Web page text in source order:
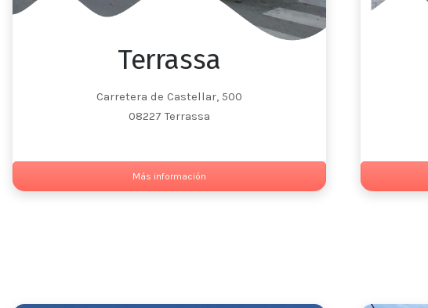
Terrassa
Carretera de Castellar, 500
08227 Terrassa
Más información